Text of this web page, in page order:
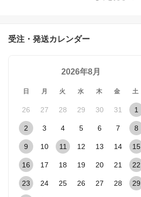
ロー リラックマ コリラ
院 入院 介護 日本製
受注・発送カレンダー
2026年8月
日 月 火 水 木 金 土
26 27 28 29 30 31 1
2 3 4 5 6 7 8
9 10 11 12 13 14 15
16 17 18 19 20 21 22
23 24 25 26 27 28 29